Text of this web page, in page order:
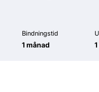
Bindningstid
1 månad